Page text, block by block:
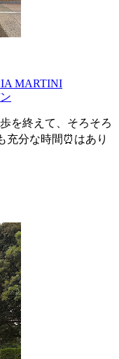
MARTINI
歩を終えて、そろそろ
充分な時間⏰はあり